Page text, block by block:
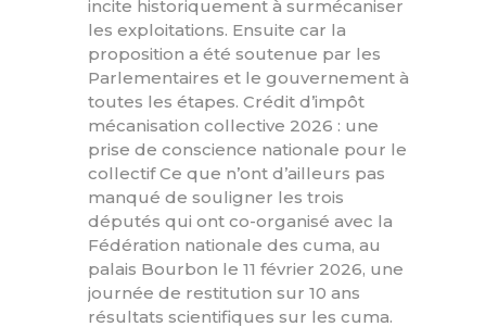
incite historiquement à surmécaniser
les exploitations. Ensuite car la
proposition a été soutenue par les
Parlementaires et le gouvernement à
toutes les étapes. Crédit d’impôt
mécanisation collective 2026 : une
prise de conscience nationale pour le
collectif Ce que n’ont d’ailleurs pas
manqué de souligner les trois
députés qui ont co-organisé avec la
Fédération nationale des cuma, au
palais Bourbon le 11 février 2026, une
journée de restitution sur 10 ans
résultats scientifiques sur les cuma.